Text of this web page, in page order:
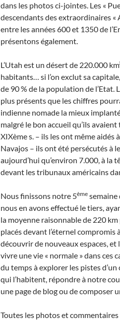
dans les photos ci-jointes. Les «
descendants des extraordinaires «
entre les années 600 et 1350 de
présentons également.
L’Utah est un désert de 220.000
habitants… si l’on exclut sa
de 90 % de la population de l’Etat.
plus présents que les chiffres
indienne nomade la mieux
malgré le bon accueil qu’ils
XIXème s. – ils les ont même
Navajos – ils ont été persécutés à
aujourd’hui qu’environ 7.000, à la
devant les tribunaux américains
Nous finissons notre 5ème semaine
nous en avons effectué le tiers,
la moyenne raisonnable de 220
placés devant l’éternel
découvrir de nouveaux espaces,
vivre une vie « normale » dans ces
du temps à explorer les pistes
qui l’habitent, répondre à notre
une page de blog ou de composer
Toutes les photos et commentaires